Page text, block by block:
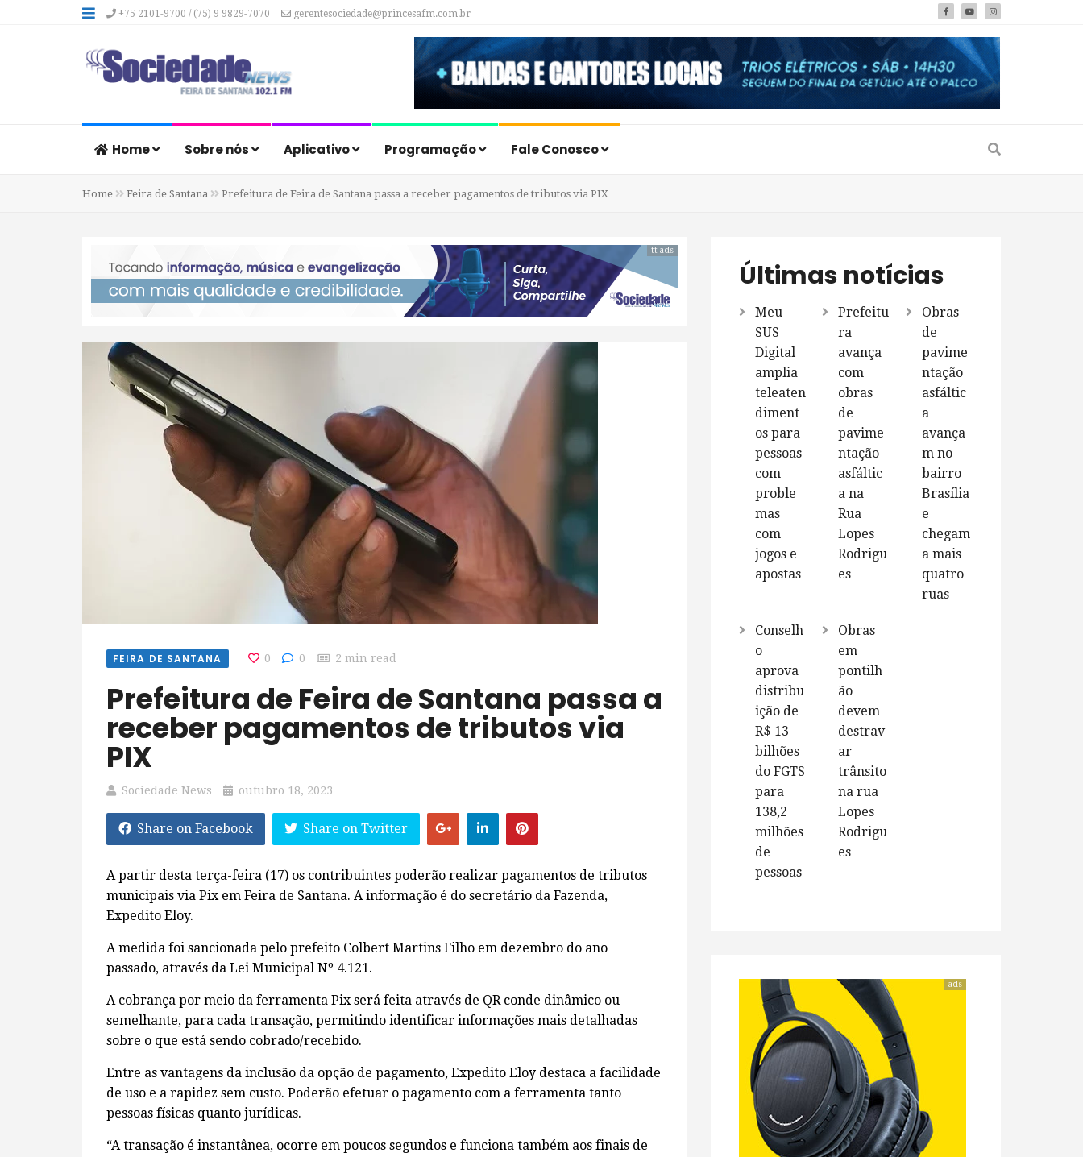
+75 2101-9700 / (75) 9 9829-7070 gerentesociedade@princesafm.com.br
Home Sobre nós Aplicativo Programação Fale Conosco
Home Feira de Santana Prefeitura de Feira de Santana passa a receber pagamentos de tributos via PIX
tt ads
FEIRA DE SANTANA 0 0 2 min read
Prefeitura de Feira de Santana passa a
receber pagamentos de tributos via
PIX
Sociedade News outubro 18, 2023
Share on Facebook Share on Twitter
A partir desta terça-feira (17) os contribuintes poderão realizar pagamentos de tributos
municipais via Pix em Feira de Santana. A informação é do secretário da Fazenda,
Expedito Eloy.
A medida foi sancionada pelo prefeito Colbert Martins Filho em dezembro do ano
passado, através da Lei Municipal Nº 4.121.
A cobrança por meio da ferramenta Pix será feita através de QR conde dinâmico ou
semelhante, para cada transação, permitindo identificar informações mais detalhadas
sobre o que está sendo cobrado/recebido.
Entre as vantagens da inclusão da opção de pagamento, Expedito Eloy destaca a facilidade
de uso e a rapidez sem custo. Poderão efetuar o pagamento com a ferramenta tanto
pessoas físicas quanto jurídicas.
“A transação é instantânea, ocorre em poucos segundos e funciona também aos finais de
Últimas notícias
Meu
SUS
Digital
amplia
teleaten
diment
os para
pessoas
com
proble
mas
com
jogos e
apostas
Prefeitu
ra
avança
com
obras
de
pavime
ntação
asfáltic
a na
Rua
Lopes
Rodrigu
es
Obras
de
pavime
ntação
asfáltic
a
avança
m no
bairro
Brasília
e
chegam
a mais
quatro
ruas
Conselh
o
aprova
distribu
ição de
R$ 13
bilhões
do FGTS
para
138,2
milhões
de
pessoas
Obras
em
pontilh
ão
devem
destrav
ar
trânsito
na rua
Lopes
Rodrigu
es
ads